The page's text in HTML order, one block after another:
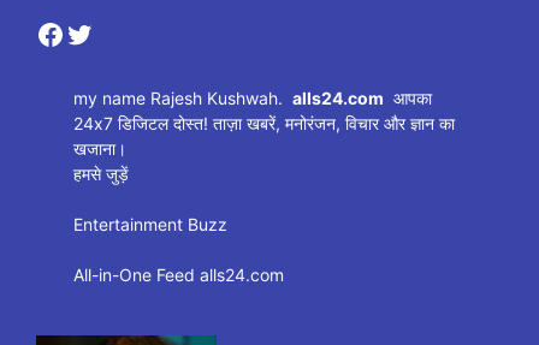
Facebook
Twitter
my name Rajesh Kushwah.alls24.com आपका
24x7 डिजिटल दोस्त! ताज़ा खबरें, मनोरंजन, विचार और ज्ञान का
खजाना।
हमसे जुड़ें
Entertainment Buzz
All-in-One Feed alls24.com